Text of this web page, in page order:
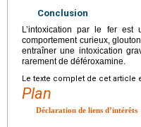
Conclusion
L’intoxication par le fer
comportement curieux,
entraîner une intoxication
rarement de déféroxamine.
Le texte complet de cet article
Plan
Déclaration de liens d’intérêts